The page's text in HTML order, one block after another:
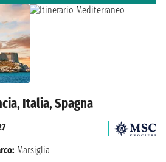
Italia, Spagna
Marsiglia